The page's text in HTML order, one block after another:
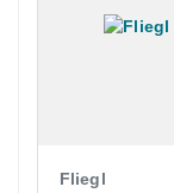
Fliegl